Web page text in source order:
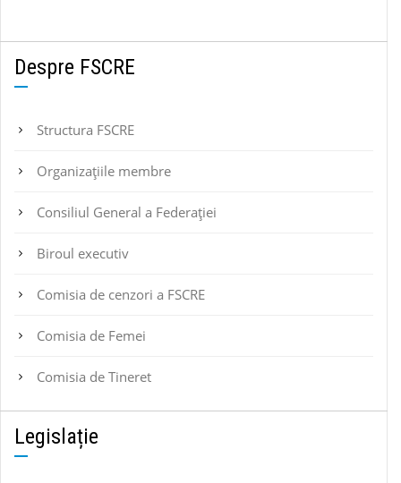
Despre FSCRE
Structura FSCRE
Organizațiile membre
Consiliul General a Federației
Biroul executiv
Comisia de cenzori a FSCRE
Comisia de Femei
Comisia de Tineret
Legislație